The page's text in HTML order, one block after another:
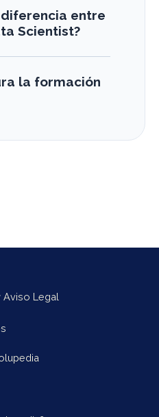
diferencia entre
Scientist?
la formación
Aviso Legal